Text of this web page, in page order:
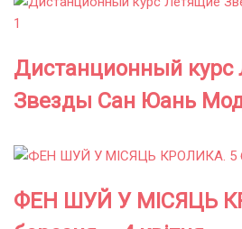
Дистанционный
Звезды Сан Юань
ФЕН ШУЙ У МІСЯЦЬ